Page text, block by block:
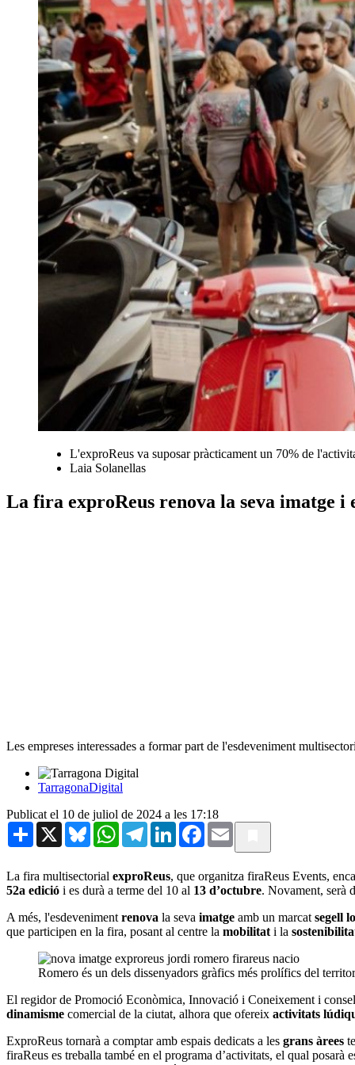
L'exproReus va suposar pràcticament un 70% de
Laia Solanellas
La fira exproReus renova la seva imatge
Les empreses interessades a formar part de l'esdeveniment
TarragonaDigital
Publicat el 10 de juliol de 2024 a les 17:18
Share X BlueskyWhatsAppTelegramLinkedInFacebook
Email
La fira multisectorial exproReus, que organitza firaReus Events,
52a edició i es durà a terme del 10 al 13 d’octubre. Novament, serà
A més, l'esdeveniment renova la seva imatge amb un marcat segell
que participen en la fira, posant al centre la mobilitat i la
Romero és un dels dissenyadors gràfics més prolífics del
El regidor de Promoció Econòmica, Innovació i Coneixement i
dinamisme comercial de la ciutat, alhora que ofereix activitats
ExproReus tornarà a comptar amb espais dedicats a les grans àrees
firaReus es treballa també en el programa d’activitats, el qual posarà